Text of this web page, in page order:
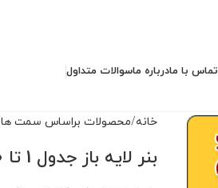
تماس با مادرباره ماسوالات متداول
خانه محصولات براساس سمت ها
بنر لایه باز جدول 1 تا 100